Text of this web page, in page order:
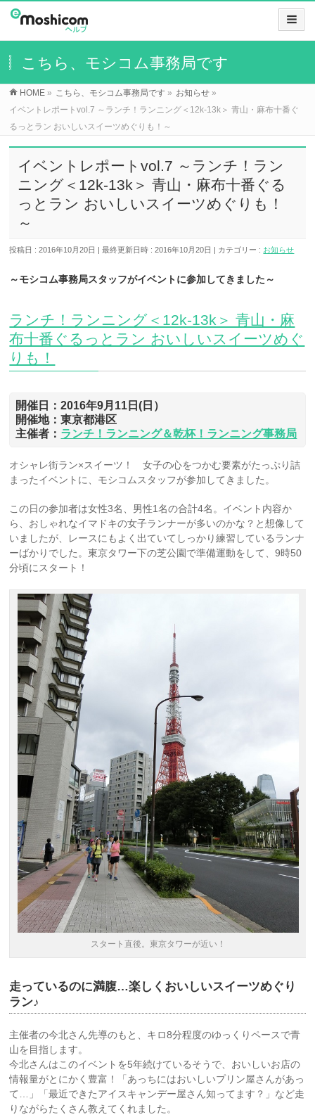
こちら、モシコム事務局です
HOME » こちら、モシコム事務局です » お知らせ »
イベントレポートvol.7 ～ランチ！ランニング＜12k-13k＞ 青山・麻布十番ぐ
るっとラン おいしいスイーツめぐりも！～
イベントレポートvol.7 ～ランチ！ラン
ニング＜12k-13k＞ 青山・麻布十番ぐる
っとラン おいしいスイーツめぐりも！
～
投稿日 : 2016年10月20日 最終更新日時 : 2016年10月20日 カテゴリー : お知らせ
～モシコム事務局スタッフがイベントに参加してきました～
ランチ！ランニング＜12k-13k＞ 青山・麻
布十番ぐるっとラン おいしいスイーツめぐ
りも！
開催日：2016年9月11日(日）
開催地：東京都港区
主催者： ランチ！ランニング＆乾杯！ランニング事務局
オシャレ街ラン×スイーツ！ 女子の心をつかむ要素がたっぷり詰
まったイベントに、モシコムスタッフが参加してきました。
この日の参加者は女性3名、男性1名の合計4名。イベント内容か
ら、おしゃれなイマドキの女子ランナーが多いのかな？と想像して
いましたが、レースにもよく出ていてしっかり練習しているランナ
ーばかりでした。東京タワー下の芝公園で準備運動をして、9時50
分頃にスタート！
スタート直後。東京タワーが近い！
走っているのに満腹…楽しくおいしいスイーツめぐり
ラン♪
主催者の今北さん先導のもと、キロ8分程度のゆっくりペースで青
山を目指します。
今北さんはこのイベントを5年続けているそうで、おいしいお店の
情報量がとにかく豊富！「あっちにはおいしいプリン屋さんがあっ
て…」「最近できたアイスキャンデー屋さん知ってます？」など走
りながらたくさん教えてくれました。